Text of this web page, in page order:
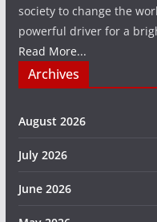
society to change the
powerful driver for a
Read More...
Archives
August 2026
July 2026
June 2026